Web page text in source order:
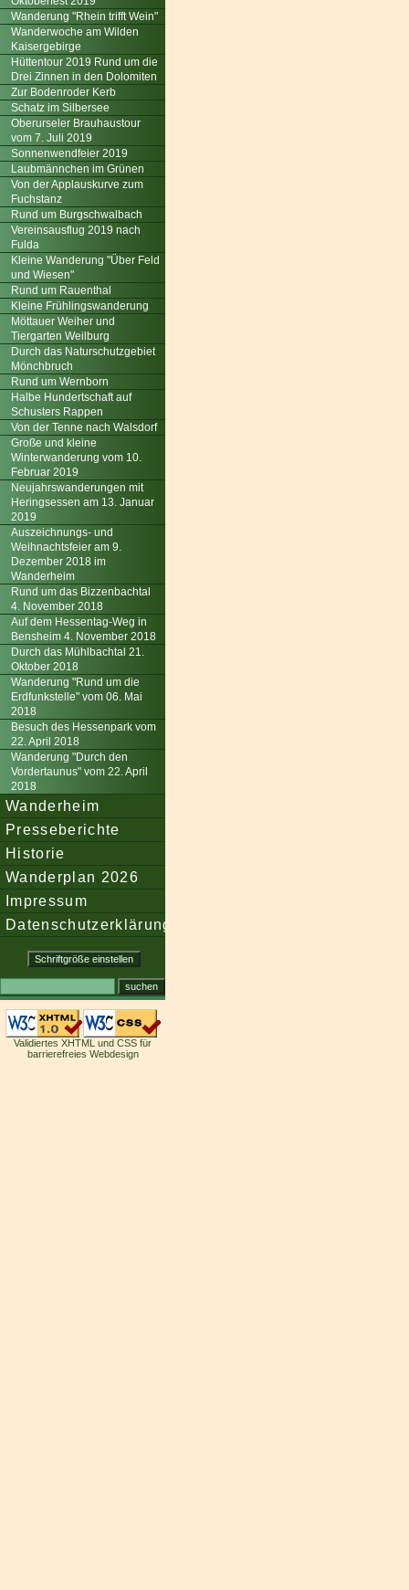
Wanderung "Rhein trifft Wein"
Wanderwoche am Wilden
Kaisergebirge
Hüttentour 2019 Rund um die
Drei Zinnen in den Dolomiten
Zur Bodenroder Kerb
Schatz im Silbersee
Oberurseler Brauhaustour
vom 7. Juli 2019
Sonnenwendfeier 2019
Laubmännchen im Grünen
Von der Applauskurve zum
Fuchstanz
Rund um Burgschwalbach
Vereinsausflug 2019 nach
Fulda
Kleine Wanderung "Über Feld
und Wiesen"
Rund um Rauenthal
Kleine Frühlingswanderung
Möttauer Weiher und
Tiergarten Weilburg
Durch das Naturschutzgebiet
Mönchbruch
Rund um Wernborn
Halbe Hundertschaft auf
Schusters Rappen
Von der Tenne nach Walsdorf
Große und kleine
Winterwanderung vom 10.
Februar 2019
Neujahrswanderungen mit
Heringsessen am 13. Januar
2019
Auszeichnungs- und
Weihnachtsfeier am 9.
Dezember 2018 im
Wanderheim
Rund um das Bizzenbachtal
4. November 2018
Auf dem Hessentag-Weg in
Bensheim 4. November 2018
Durch das Mühlbachtal 21.
Oktober 2018
Wanderung "Rund um die
Erdfunkstelle" vom 06. Mai
2018
Besuch des Hessenpark vom
22. April 2018
Wanderung "Durch den
Vordertaunus" vom 22. April
2018
Wanderheim
Presseberichte
Historie
Wanderplan 2026
Impressum
Datenschutzerklärung
Validiertes XHTML und CSS für
barrierefreies Webdesign